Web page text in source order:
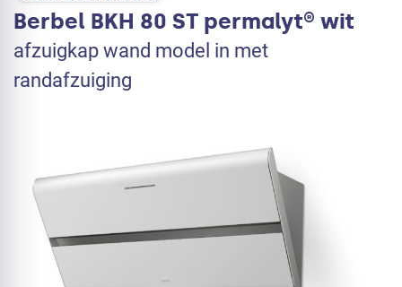
Berbel BKH 80 ST permalyt® wit
afzuigkap wand model in met
randafzuiging